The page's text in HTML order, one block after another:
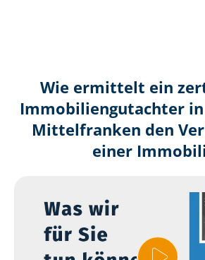
Wie ermittelt ein
Immobilien­gutachter in
Mittelfranken den
einer